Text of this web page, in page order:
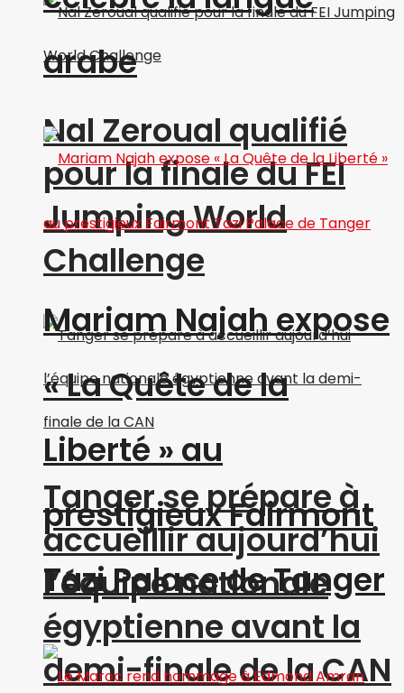
Nal Zeroual qualifié
pour la finale du FEI
Jumping World
Challenge
Tanger se prépare à
accueillir aujourd’hui
l’équipe nationale
égyptienne avant la
demi-finale de la CAN
arabe
Mariam Najah expose
« La Quête de la
Liberté » au
prestigieux Fairmont
Tazi Palace de Tanger